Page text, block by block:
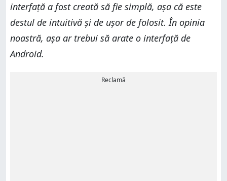
interfață a fost creată să fie simplă, așa că este
destul de intuitivă și de ușor de folosit. În opinia
noastră, așa ar trebui să arate o interfață de
Android.
Reclamă